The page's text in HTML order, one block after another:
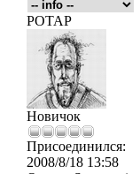
POTAP
Новичок
Присоединился:
2008/8/18 13:58